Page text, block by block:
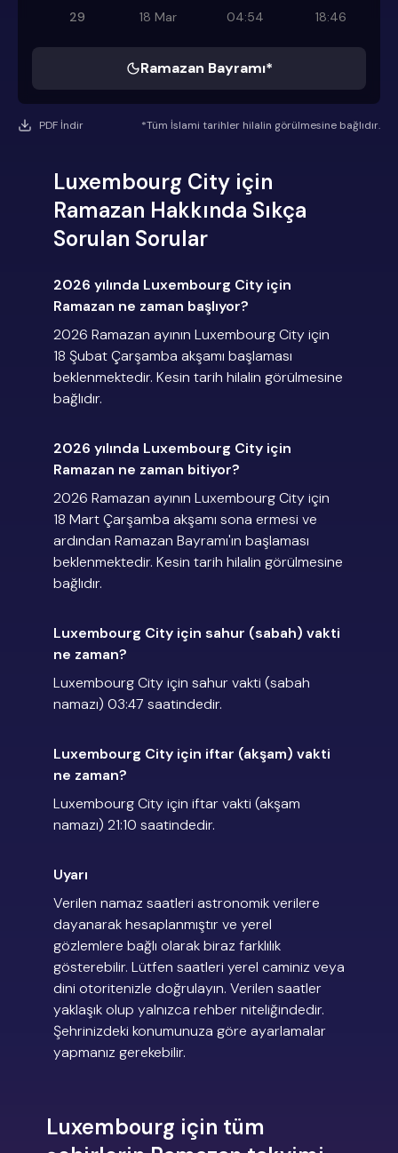
29
18 Mar 04:54 18:46
Ramazan Bayramı*
PDF İndir *Tüm İslami tarihler hilalin görülmesine bağlıdır.
Luxembourg City için
Ramazan Hakkında Sıkça
Sorulan Sorular
2026 yılında Luxembourg City için
Ramazan ne zaman başlıyor?
2026 Ramazan ayının Luxembourg City için
18 Şubat Çarşamba akşamı başlaması
beklenmektedir. Kesin tarih hilalin görülmesine
bağlıdır.
2026 yılında Luxembourg City için
Ramazan ne zaman bitiyor?
2026 Ramazan ayının Luxembourg City için
18 Mart Çarşamba akşamı sona ermesi ve
ardından Ramazan Bayramı'ın başlaması
beklenmektedir. Kesin tarih hilalin görülmesine
bağlıdır.
Luxembourg City için sahur (sabah) vakti
ne zaman?
Luxembourg City için sahur vakti (sabah
namazı) 03:47 saatindedir.
Luxembourg City için iftar (akşam) vakti
ne zaman?
Luxembourg City için iftar vakti (akşam
namazı) 21:10 saatindedir.
Uyarı
Verilen namaz saatleri astronomik verilere
dayanarak hesaplanmıştır ve yerel
gözlemlere bağlı olarak biraz farklılık
gösterebilir. Lütfen saatleri yerel caminiz veya
dini otoritenizle doğrulayın. Verilen saatler
yaklaşık olup yalnızca rehber niteliğindedir.
Şehrinizdeki konumunuza göre ayarlamalar
yapmanız gerekebilir.
Luxembourg için tüm